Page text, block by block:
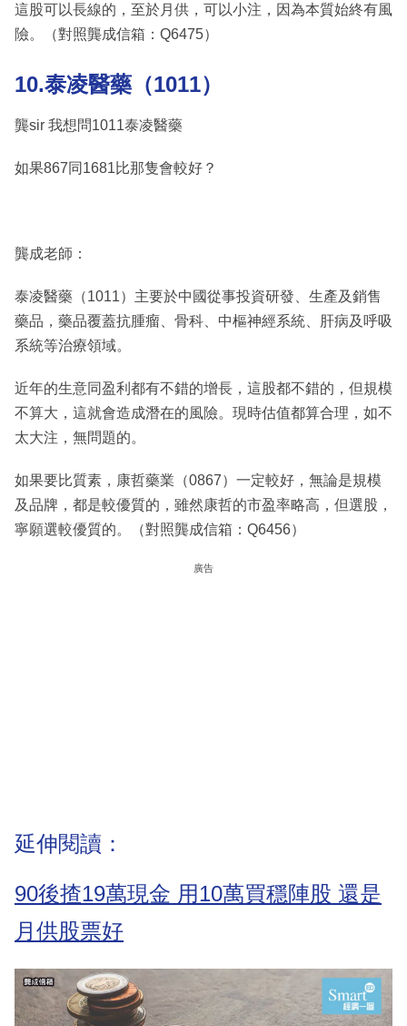
這股可以長線的，至於月供，可以小注，因為本質始終有風
險。（對照龔成信箱：Q6475）
10.泰凌醫藥（1011）
龔sir 我想問1011泰凌醫藥
如果867同1681比那隻會較好？
龔成老師：
泰凌醫藥（1011）主要於中國從事投資研發、生產及銷售
藥品，藥品覆蓋抗腫瘤、骨科、中樞神經系統、肝病及呼吸
系統等治療領域。
近年的生意同盈利都有不錯的增長，這股都不錯的，但規模
不算大，這就會造成潛在的風險。現時估值都算合理，如不
太大注，無問題的。
如果要比質素，康哲藥業（0867）一定較好，無論是規模
及品牌，都是較優質的，雖然康哲的市盈率略高，但選股，
寧願選較優質的。（對照龔成信箱：Q6456）
廣告
延伸閱讀：
90後揸19萬現金 用10萬買穩陣股 還是
月供股票好